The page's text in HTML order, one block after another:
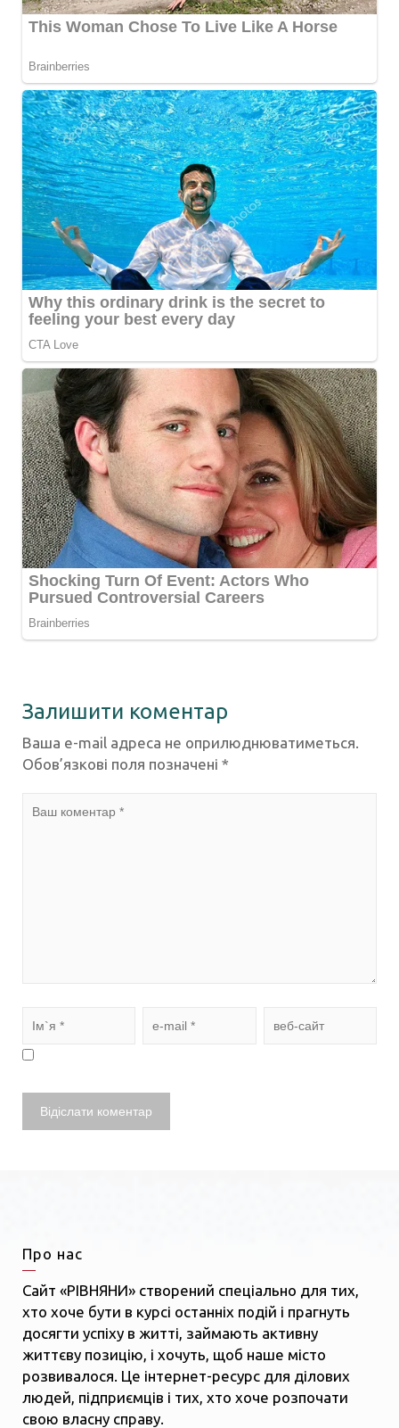
Залишити коментар
Ваша e-mail адреса не оприлюднюватиметься.
Обов’язкові поля позначені *
Про нас
Сайт «РІВНЯНИ» створений спеціально для тих,
хто хоче бути в курсі останніх подій і прагнуть
досягти успіху в житті, займають активну
життєву позицію, і хочуть, щоб наше місто
розвивалося. Це інтернет-ресурс для ділових
людей, підприємців і тих, хто хоче розпочати
свою власну справу.